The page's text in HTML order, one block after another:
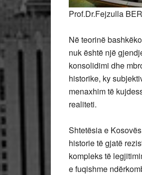
Prof.Dr.Fejzulla
Në teorinë
nuk është një
konsolidimi dhe
historike, ky
menaxhim të
realiteti.
Shtetësia e
historie të gjatë
kompleks të
e fuqishme